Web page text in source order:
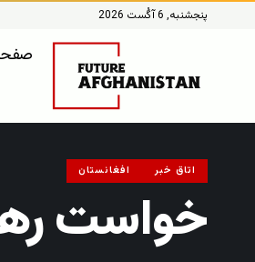
پنجشنبه, 6 آگُست 2026
اتاق خبر افغانستان
خواست